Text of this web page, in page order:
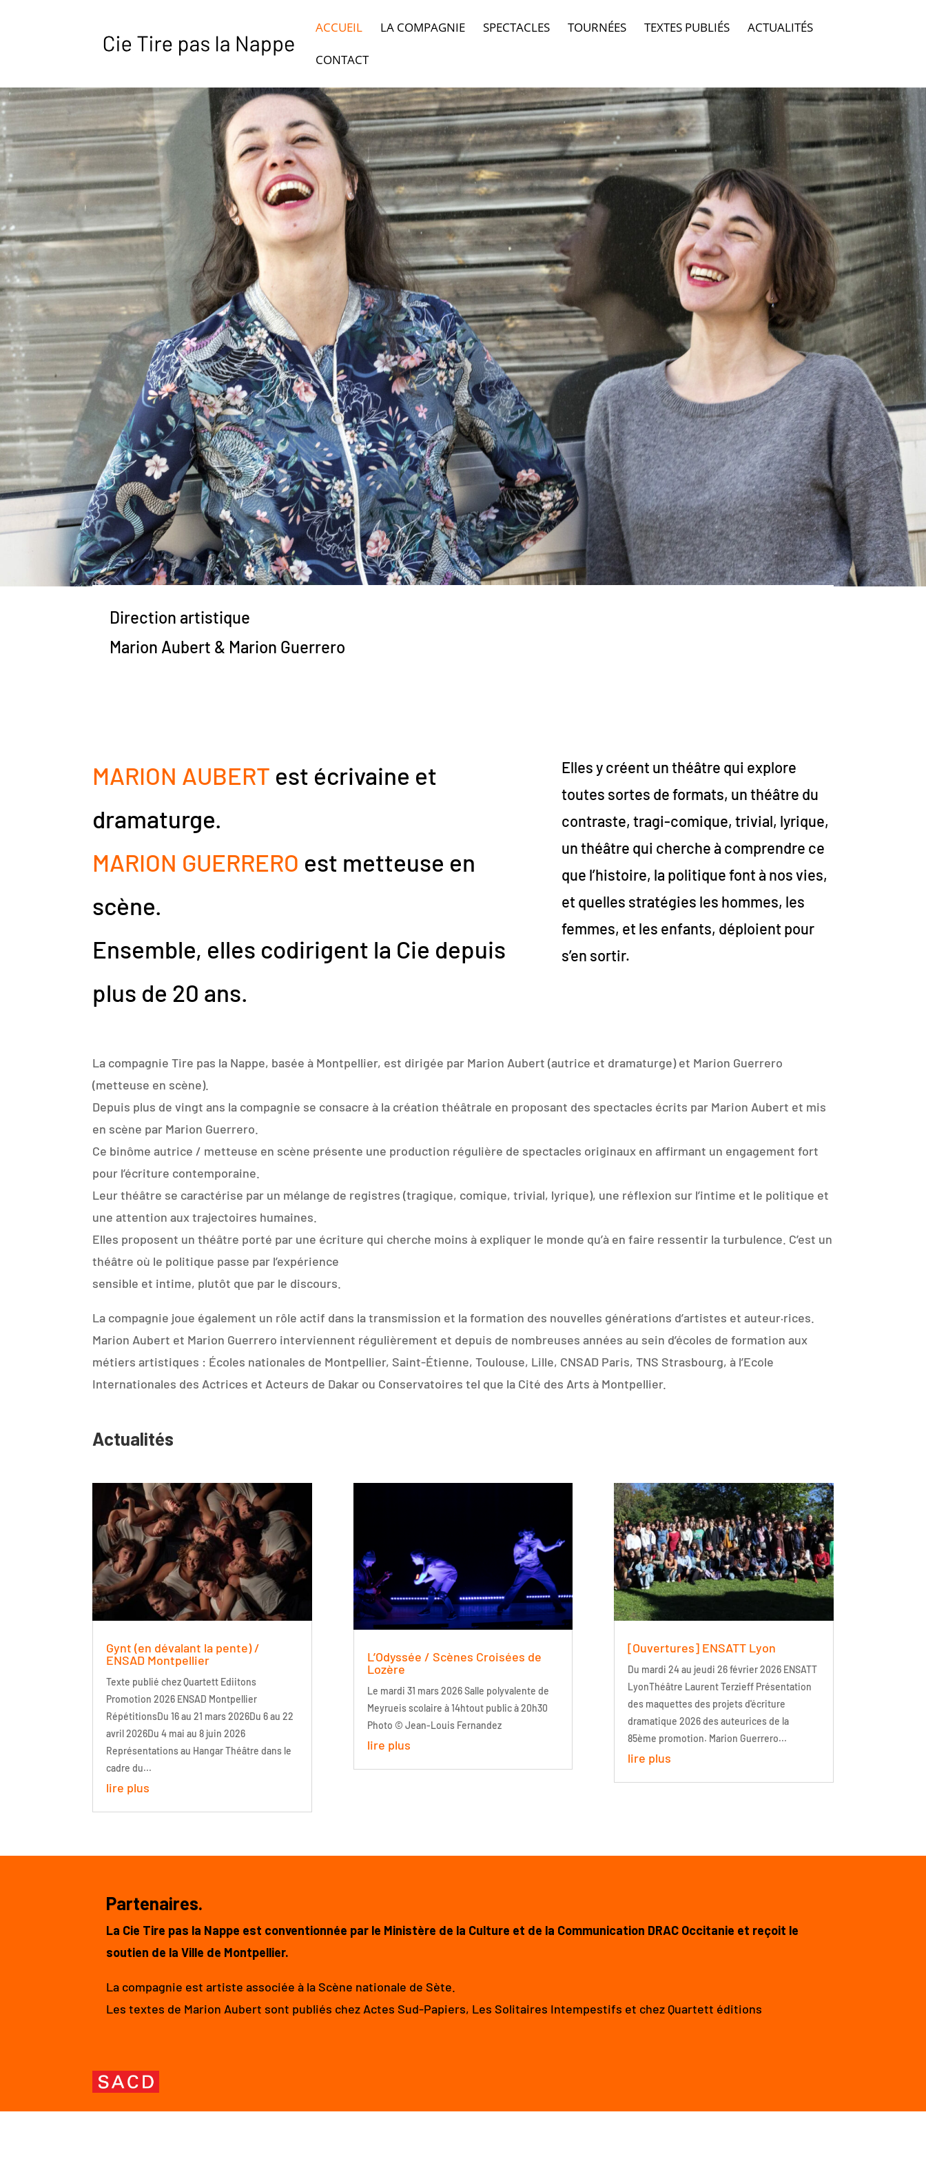
ACCUEIL LA COMPAGNIE SPECTACLES TOURNÉES TEXTES PUBLIÉS ACTUALITÉS
CONTACT
Direction artistique
Marion Aubert & Marion Guerrero
MARION AUBERT est écrivaine et
dramaturge.
MARION GUERRERO est metteuse en
scène.
Ensemble, elles codirigent la Cie depuis
plus de 20 ans.
Elles y créent un théâtre qui explore
toutes sortes de formats, un théâtre du
contraste, tragi-comique, trivial, lyrique,
un théâtre qui cherche à comprendre ce
que l’histoire, la politique font à nos vies,
et quelles stratégies les hommes, les
femmes, et les enfants, déploient pour
s’en sortir.
La compagnie Tire pas la Nappe, basée à Montpellier, est dirigée par Marion Aubert (autrice et dramaturge) et Marion Guerrero
(metteuse en scène).
Depuis plus de vingt ans la compagnie se consacre à la création théâtrale en proposant des spectacles écrits par Marion Aubert et mis
en scène par Marion Guerrero.
Ce binôme autrice / metteuse en scène présente une production régulière de spectacles originaux en affirmant un engagement fort
pour l’écriture contemporaine.
Leur théâtre se caractérise par un mélange de registres (tragique, comique, trivial, lyrique), une réflexion sur l’intime et le politique et
une attention aux trajectoires humaines.
Elles proposent un théâtre porté par une écriture qui cherche moins à expliquer le monde qu’à en faire ressentir la turbulence. C’est un
théâtre où le politique passe par l’expérience
sensible et intime, plutôt que par le discours.
La compagnie joue également un rôle actif dans la transmission et la formation des nouvelles générations d’artistes et auteur·rices.
Marion Aubert et Marion Guerrero interviennent régulièrement et depuis de nombreuses années au sein d’écoles de formation aux
métiers artistiques : Écoles nationales de Montpellier, Saint-Étienne, Toulouse, Lille, CNSAD Paris, TNS Strasbourg, à l’Ecole
Internationales des Actrices et Acteurs de Dakar ou Conservatoires tel que la Cité des Arts à Montpellier.
Actualités
Gynt (en dévalant la pente) /
ENSAD Montpellier
Texte publié chez Quartett Ediitons
Promotion 2026 ENSAD Montpellier
RépétitionsDu 16 au 21 mars 2026Du 6 au 22
avril 2026Du 4 mai au 8 juin 2026
Représentations au Hangar Théâtre dans le
cadre du...
lire plus
L’Odyssée / Scènes Croisées de
Lozère
Le mardi 31 mars 2026 Salle polyvalente de
Meyrueis scolaire à 14htout public à 20h30
Photo © Jean-Louis Fernandez
lire plus
[Ouvertures] ENSATT Lyon
Du mardi 24 au jeudi 26 février 2026 ENSATT
LyonThéâtre Laurent Terzieff Présentation
des maquettes des projets d'écriture
dramatique 2026 des auteurices de la
85ème promotion. Marion Guerrero...
lire plus
Partenaires.
La Cie Tire pas la Nappe est conventionnée par le Ministère de la Culture et de la Communication DRAC Occitanie et reçoit le
soutien de la Ville de Montpellier.
La compagnie est artiste associée à la Scène nationale de Sète.
Les textes de Marion Aubert sont publiés chez Actes Sud-Papiers, Les Solitaires Intempestifs et chez Quartett éditions